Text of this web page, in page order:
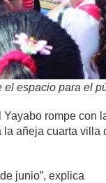
espacio para el
rompe con
la añeja cuarta villa
junio”, explica